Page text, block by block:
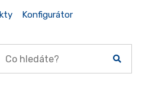
Konfigurátor